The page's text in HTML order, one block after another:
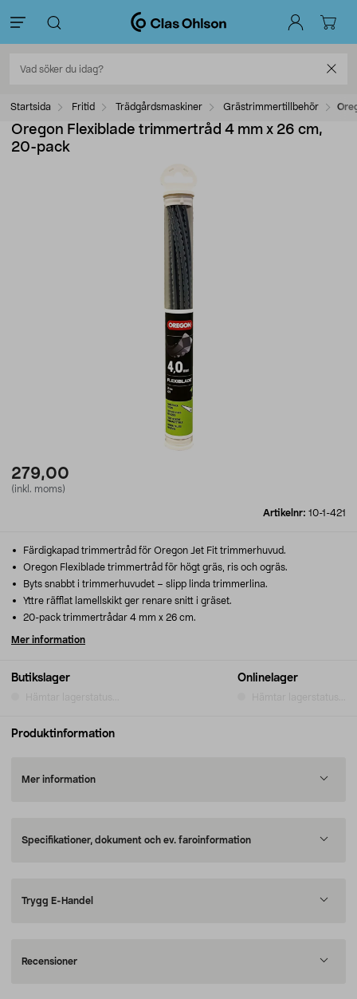
Startsida Fritid Trädgårdsmaskiner Grästrimmertillbehör
Oregon Flexiblade trimmertråd 4 mm x 26 cm,
20-pack
279,00
(inkl. moms)
Artikelnr: 10-1-421
Butikslager Onlinelager
Färdigkapad trimmertråd för Oregon Jet Fit trimmerhuvud.
Oregon Flexiblade trimmertråd för högt gräs, ris och ogräs.
Byts snabbt i trimmerhuvudet – slipp linda trimmerlina.
Yttre räfflat lamellskikt ger renare snitt i gräset.
20-pack trimmertrådar 4 mm x 26 cm.
Mer information
Produktinformation
Mer information
Specifikationer, dokument och ev. faroinformation
Trygg E-Handel
Recensioner